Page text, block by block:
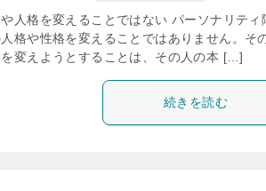
人格を変えることではない パーソナリティ
格や性格を変えることではありません。そ
変えようとすることは、その人の本 […]
続きを読む